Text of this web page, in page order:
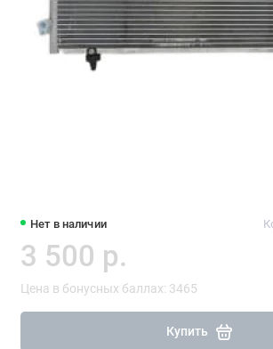
Нет в наличии
3 500 р.
Цена в бонусных баллах: 3465
Купить